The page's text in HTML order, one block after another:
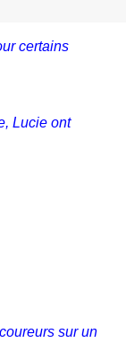
certains
Lucie ont
sur un